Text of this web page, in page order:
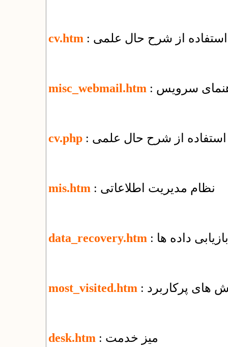
cv.htm از شرح حال علمی
misc_webmail.htm
cv.php از شرح حال علمی
mis.htm : نظام مدیریت اطلاعاتی
data_recovery.htm داده ها
most_visited.htm های پرکاربرد
desk.htm : میز خدمت